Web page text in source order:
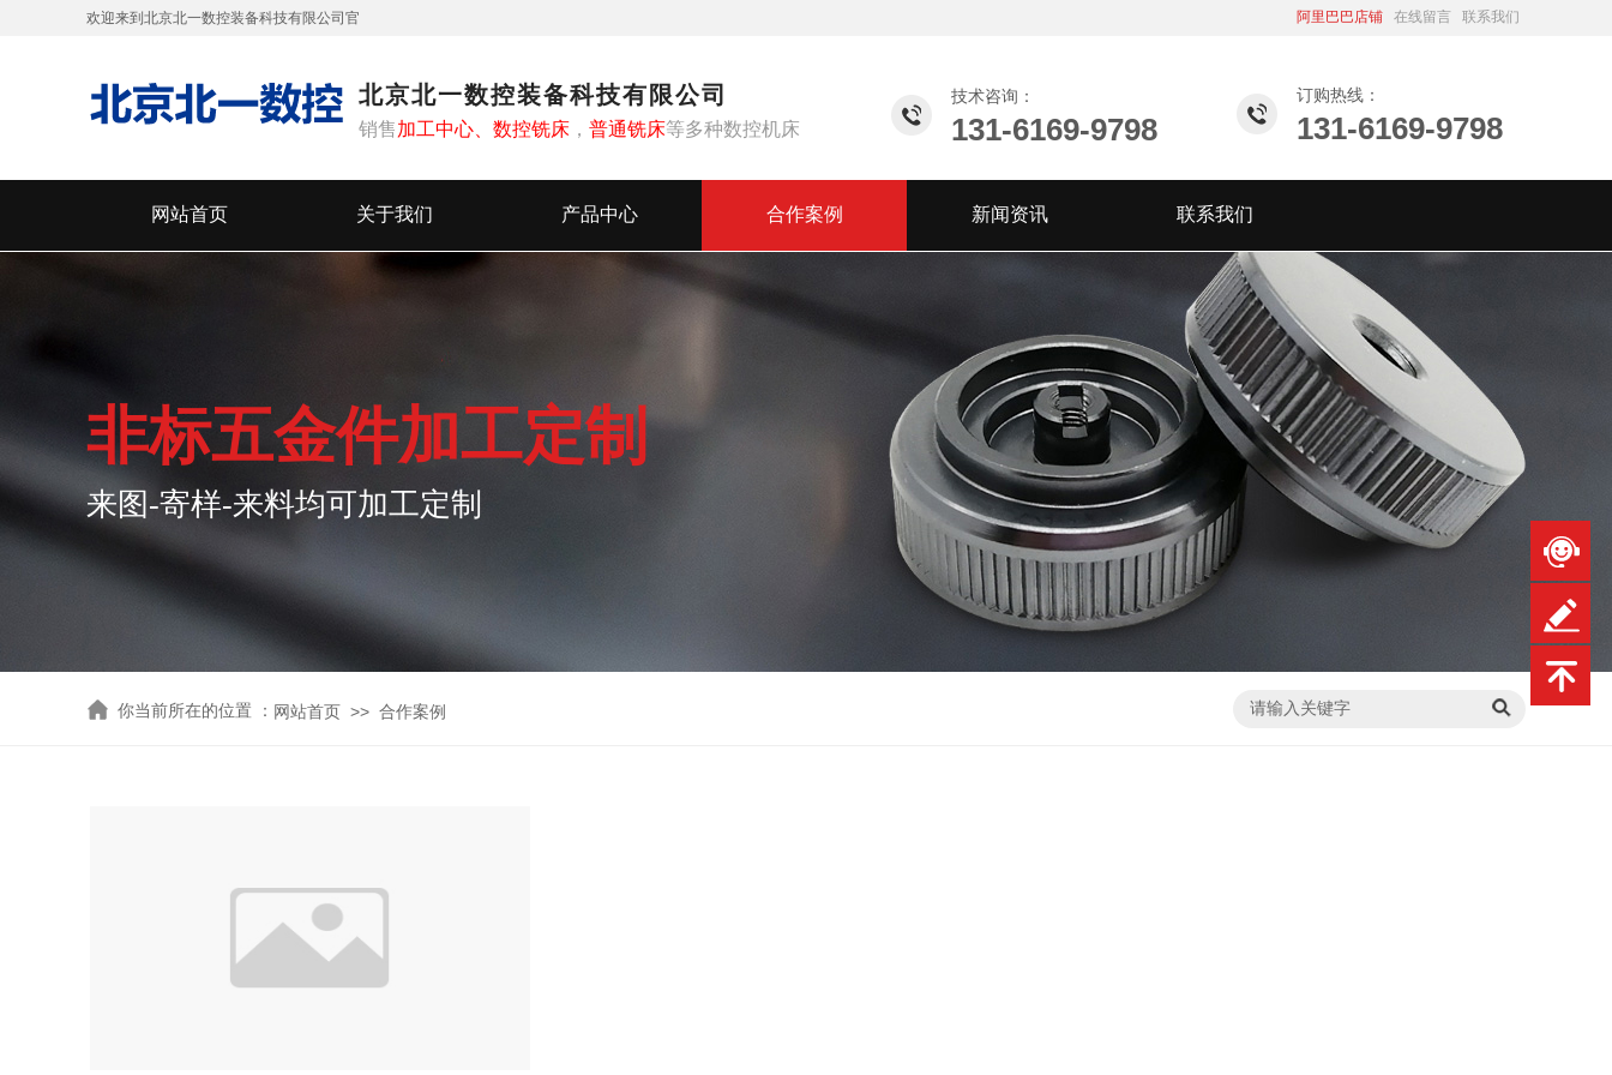
技术咨询：
131-6169-9798
订购热线：
131-6169-9798
北京北一数控装备科技有限公司
销售加工中心、 数控铣床 ， 普通铣床等多种数控机床
欢迎来到北京北一数控装备科技有限公司 官
阿里巴巴店铺 在线留言 联系我们
网站首页 关于我们 产品中心 合作案例 新闻资讯 联系我们
非标五金件加工定制
来图-寄样-来料均可加工定制
网站首页 >> 合作案例
你当前所在的位置 ：